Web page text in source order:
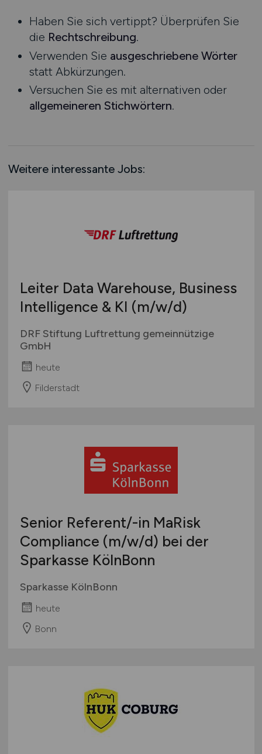
Praktikum
Nordrhein-Westfalen
Rheinland-Pfalz
Saarland
Sachsen
Sachsen-Anhalt
Schleswig-Holstein
Schweiz
Haben Sie sich vertippt? Überprüfen Sie
die Rechtschreibung.
Verwenden Sie ausgeschriebene Wörter
statt Abkürzungen.
Versuchen Sie es mit alternativen oder
allgemeineren Stichwörtern.
Weitere interessante Jobs:
Leiter Data Warehouse, Business
Intelligence & KI (m/w/d)
DRF Stiftung Luftrettung gemeinnützige
GmbH
heute
Filderstadt
Senior Referent/-in MaRisk
Compliance (m/w/d) bei der
Sparkasse KölnBonn
Sparkasse KölnBonn
heute
Bonn